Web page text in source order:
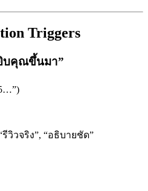
Triggers
บคุณขึ้นมา”
วิวจริง”, “อธิบายชัด”